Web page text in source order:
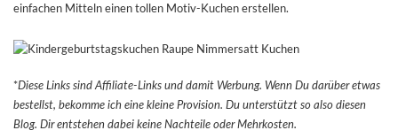
einfachen Mitteln einen tollen Motiv-Kuchen erstellen.
*Diese Links sind Affiliate-Links und damit Werbung. Wenn Du darüber etwas
bestellst, bekomme ich eine kleine Provision. Du unterstützt so also diesen
Blog. Dir entstehen dabei keine Nachteile oder Mehrkosten.